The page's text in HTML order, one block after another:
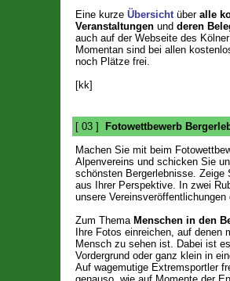
Eine kurze Übersichtüber alle
Veranstaltungenund deren
auch auf der Webseite des
Momentan sind bei allen
noch Plätze frei.
[kk]
[ 03 ]
Fotowettbewerb
Machen Sie mit beim
Alpenvereins und schicken Sie
schönsten Bergerlebnisse. Zeige
aus Ihrer Perspektive. In zwei
unsere Vereinsveröffentlichungen
Zum Thema Menschen in den
Ihre Fotos einreichen, auf denen
Mensch zu sehen ist. Dabei ist
Vordergrund oder ganz klein in
Auf wagemutige Extremsportler